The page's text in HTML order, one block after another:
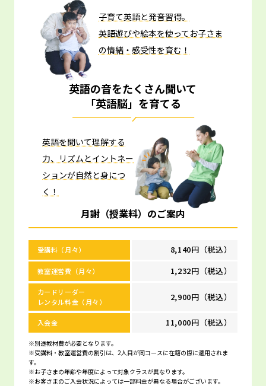
子育て英語と発音習得。
英語遊びや絵本を使ってお子さま
の情緒・感受性を育む！
英語の音をたくさん聞いて
「英語脳」を育てる
英語を聞いて理解する
力、リズムとイントネー
ションが自然と身につ
く！
月謝（授業料）のご案内
受講料（月々） 8,140円（税込）
教室運営費（月々） 1,232円（税込）
カードリーダー
レンタル料金（月々）
2,900円（税込）
入会金 11,000円（税込）
※別途教材費が必要となります。
※受講料・教室運営費の割引は、2人目が同コースに在籍の際に適用されま
す。
※お子さまの年齢や年度によって対象クラスが異なります。
※お客さまのご入会状況によっては一部料金が異なる場合がございます。